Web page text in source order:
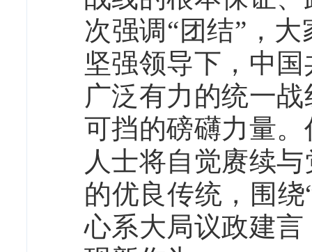
次强调“团结”，
坚强领导下，中
广泛有力的统一
可挡的磅礴力量
人士将自觉赓续
的优良传统，围
心系大局议政建